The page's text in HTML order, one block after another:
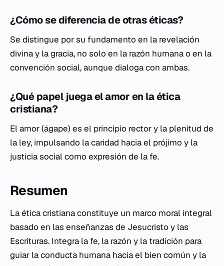
¿Cómo se diferencia de otras éticas?
Se distingue por su fundamento en la revelación
divina y la gracia, no solo en la razón humana o en la
convención social, aunque dialoga con ambas.
¿Qué papel juega el amor en la ética
cristiana?
El amor (ágape) es el principio rector y la plenitud de
la ley, impulsando la caridad hacia el prójimo y la
justicia social como expresión de la fe.
Resumen
La ética cristiana constituye un marco moral integral
basado en las enseñanzas de Jesucristo y las
Escrituras. Integra la fe, la razón y la tradición para
guiar la conducta humana hacia el bien común y la